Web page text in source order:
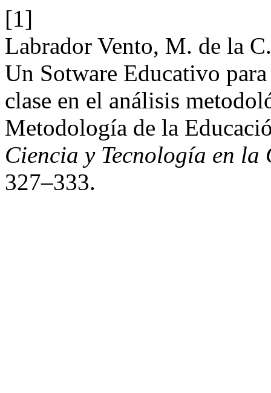
[1]
Labrador Vento, M. de la
Un Sotware Educativo
clase en el análisis
Metodología de la
Ciencia y Tecnología en
327–333.